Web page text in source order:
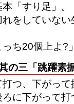
「すり足」。
をしていない
ち20個上よ?
三「跳躍素振
つ、下がって
に下がって打